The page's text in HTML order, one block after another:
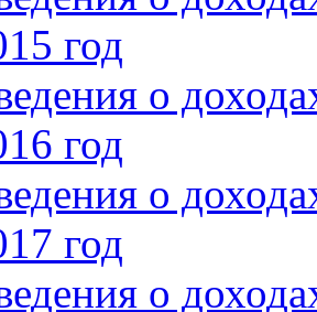
год
о
год
о
год
о